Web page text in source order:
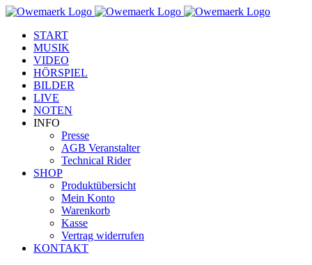
Zum
springen
Facebook
YouTube
Instagram
START
MUSIK
VIDEO
HÖRSPIEL
BILDER
LIVE
NOTEN
INFO
Presse
AGB Veranstalter
Technical Rider
SHOP
Produktübersicht
Mein Konto
Warenkorb
Kasse
Vertrag widerrufen
KONTAKT